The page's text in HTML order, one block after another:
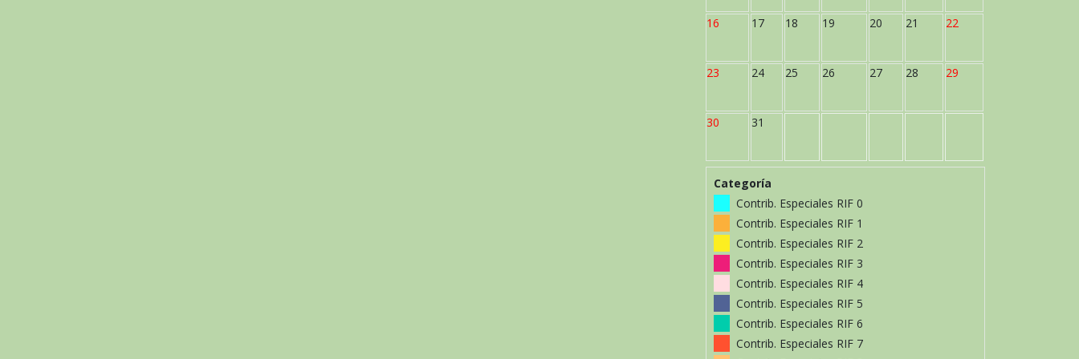
16 17 18 19 20 21 22
23 24 25 26 27 28 29
30 31
Categoría
Contrib. Especiales RIF 0
Contrib. Especiales RIF 1
Contrib. Especiales RIF 2
Contrib. Especiales RIF 3
Contrib. Especiales RIF 4
Contrib. Especiales RIF 5
Contrib. Especiales RIF 6
Contrib. Especiales RIF 7